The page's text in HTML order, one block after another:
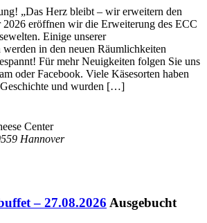
„Das Herz bleibt – wir erweitern den
eröffnen wir die Erweiterung des ECC
Einige unserer
in den neuen Räumlichkeiten
Für mehr Neuigkeiten folgen Sie uns
oder Facebook. Viele Käsesorten haben
Geschichte und wurden […]
Center
Hannover
– 27.08.2026 Ausgebucht